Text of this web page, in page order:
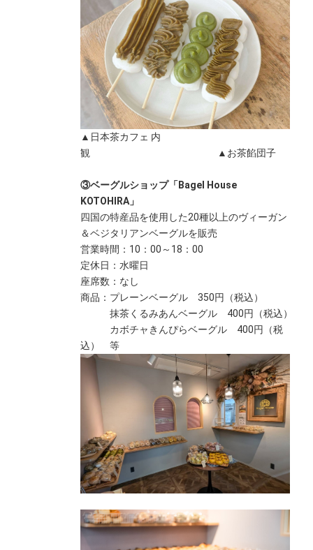
▲日本茶カフェ 内
観 ▲お茶餡団子
③ベーグルショップ「Bagel House
KOTOHIRA」
四国の特産品を使用した20種以上のヴィーガン
＆ベジタリアンベーグルを販売
営業時間：10：00～18：00
定休日：水曜日
座席数：なし
商品：プレーンベーグル 350円（税込）
抹茶くるみあんベーグル 400円（税込）
カボチャきんぴらベーグル 400円（税
込） 等
http://chihousousei.jp/